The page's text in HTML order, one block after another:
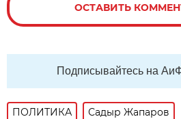
ОСТАВИТЬ
Подписывайтесь на
ПОЛИТИКА
Садыр Жапаров